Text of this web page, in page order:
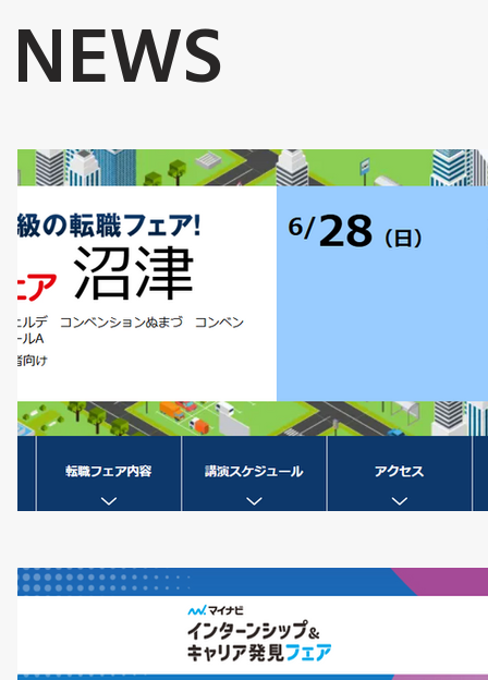
NEWS